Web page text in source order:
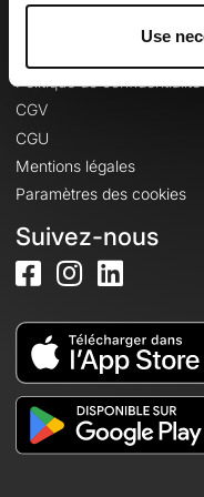
Use
Informations
Politique de confidentialité
CGV
CGU
Mentions légales
Paramètres des cookies
Suivez-nous